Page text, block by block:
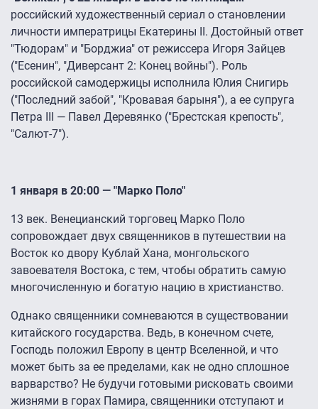
российский художественный сериал о становлении
личности императрицы Екатерины II. Достойный ответ
"Тюдорам" и "Борджиа" от режиссера Игоря Зайцев
("Есенин", "Диверсант 2: Конец войны"). Роль
российской самодержицы исполнила Юлия Снигирь
("Последний забой", "Кровавая барыня"), а ее супруга
Петра III ― Павел Деревянко ("Брестская крепость",
"Салют-7").
1 января в 20:00 — "Марко Поло"
13 век. Венецианский торговец Марко Поло
сопровождает двух священников в путешествии на
Восток ко двору Кублай Хана, монгольского
завоевателя Востока, с тем, чтобы обратить самую
многочисленную и богатую нацию в христианство.
Однако священники сомневаются в существовании
китайского государства. Ведь, в конечном счете,
Господь положил Европу в центр Вселенной, и что
может быть за ее пределами, как не одно сплошное
варварство? Не будучи готовыми рисковать своими
жизнями в горах Памира, священники отступают и